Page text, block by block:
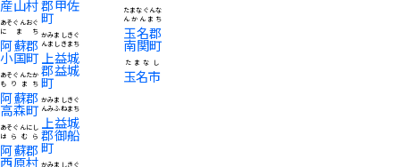
産山村
阿蘇郡
小国町
あそぐんおぐ
にまち
阿蘇郡
高森町
あそぐんたか
もりまち
阿蘇郡
西原村
あそぐんにし
はらむら
郡甲佐
町
上益城
郡益城
町
かみましきぐ
んましきまち
上益城
郡御船
町
かみましきぐ
んみふねまち
かみましきぐ
玉名郡
南関町
たまなぐんな
んかんまち
玉名市
たまなし